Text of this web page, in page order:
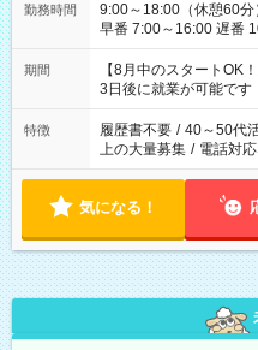
勤務時間
9:00～18:00（休憩60分） ■ご希望があれば下記シフトも
早番 7:00～16:00 遅番
と休みを合わせたい」
「できれば残業はした
ね。 ※Wワーク希望の方へ 今ご覧のお仕事で希望する勤務時間
と、もう1つのお仕事の
合は応募できません。
期間
【8月中のスタート
3日後に就業が可能です
特徴 履歴書不要 / 40～50代
上の大量募集 / 電話対
気になる！